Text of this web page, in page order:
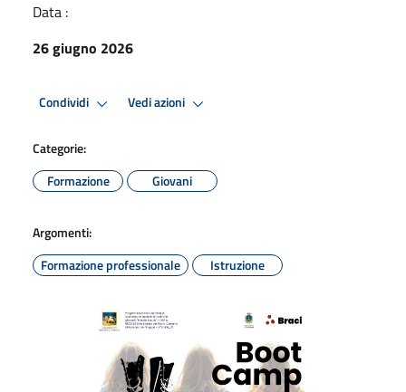
Data :
26 giugno 2026
Condividi Vedi azioni
Categorie:
Formazione
Giovani
Argomenti:
Formazione professionale
Istruzione